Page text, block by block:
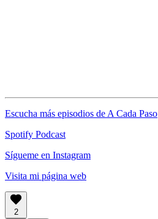
Escucha más episodios de A Cada Paso
Spotify Podcast
Sígueme en Instagram
Visita mi página web
2